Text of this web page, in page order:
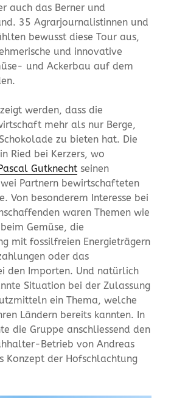
auch das Berner und
35 Agrarjournalistinnen und
bewusst diese Tour aus,
und innovative
und Ackerbau auf dem
werden, dass die
mehr als nur Berge,
zu bieten hat. Die
Ried bei Kerzers, wo
Gutknecht seinen
Partnern bewirtschafteten
Von besonderem Interesse bei
waren Themen wie
Gemüse, die
mit fossilfreien Energieträgern
oder das
den Importen. Und natürlich
Situation bei der Zulassung
ein Thema, welche
Ländern bereits kannten. In
die Gruppe anschliessend den
Betrieb von Andreas
Konzept der Hofschlachtung